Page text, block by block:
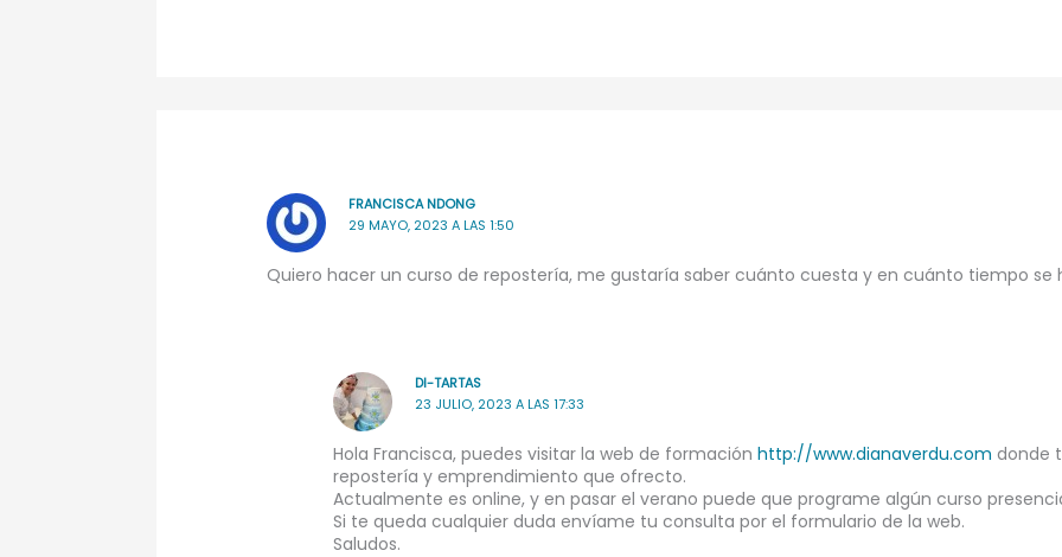
FRANCISCA NDONG
29 MAYO, 2023 A LAS 1:50
Quiero hacer un curso de repostería, me gustaría saber cuánto cuesta y en cuánto tiempo se
DI-TARTAS
23 JULIO, 2023 A LAS 17:33
Hola Francisca, puedes visitar la web de formaciónhttp://www.dianaverdu.com donde
repostería y emprendimiento que ofrecto.
Actualmente es online, y en pasar el verano puede que programe algún curso
Si te queda cualquier duda envíame tu consulta por el formulario de la web.
Saludos.